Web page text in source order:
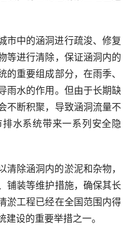
市中的涵洞进行疏浚、修复
等进行清除，保证涵洞内的
重要组成部分，在雨季、
雨水的作用。但由于长期缺
不断积聚，导致涵洞流量不
水系统带来一系列安全隐
除涵洞内的淤泥和杂物，
铺装等维护措施，确保其长
淤工程已经在全国范围内得
设的重要举措之一。